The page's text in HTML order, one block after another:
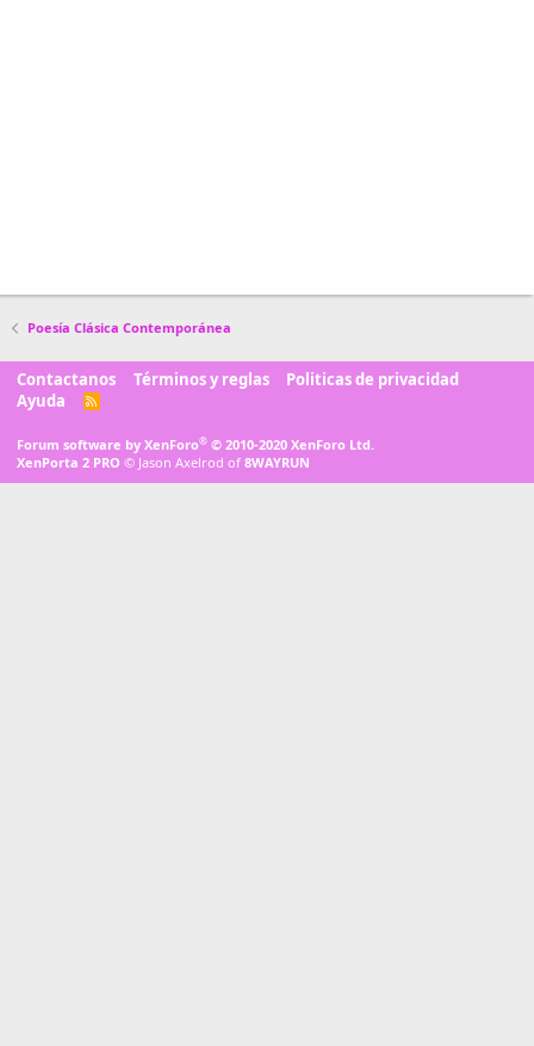
Poesía Clásica Contemporánea
Contactanos Términos y reglas
Politicas de privacidad
Ayuda
R
Forum software by XenForo® © 2010-2020 XenForo Ltd.
XenPorta 2 PRO © Jason Axelrod of 8WAYRUN